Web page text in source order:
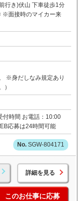
行き)伏山 下車徒歩1分
※面接時のマイカー来
※身だしなみ規定あり
）
付時間 お電話：10:00
応募は24時間可能
SGW-804171
詳細を見る
このお仕事に応募